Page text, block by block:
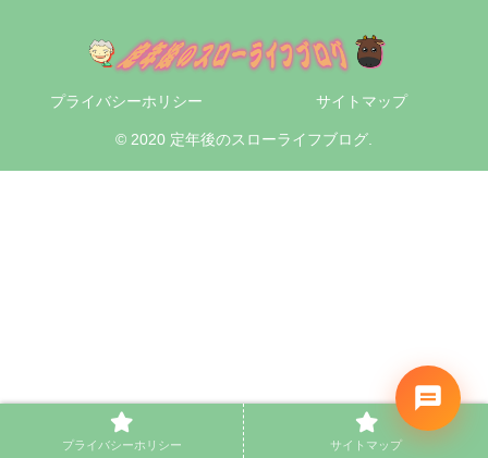
プライバシーホリシー サイトマップ
© 2020 定年後のスローライフブログ.
プライバシーホリシー サイトマップ